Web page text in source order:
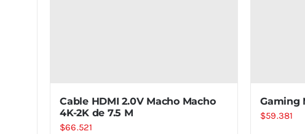
Cable HDMI 2.0V Macho Macho
4K-2K de 7.5 M
$66.521
Gaming
$59.381